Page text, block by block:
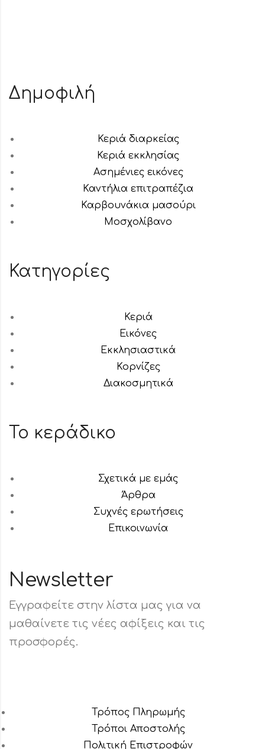
Δημοφιλή
Κεριά διαρκείας
Κεριά εκκλησίας
Ασημένιες εικόνες
Καντήλια επιτραπέζια
Καρβουνάκια μασούρι
Μοσχολίβανο
Κατηγορίες
Κεριά
Εικόνες
Εκκλησιαστικά
Κορνίζες
Διακοσμητικά
Το κεράδικο
Σχετικά με εμάς
Άρθρα
Συχνές ερωτήσεις
Επικοινωνία
Newsletter
Εγγραφείτε στην λίστα μας για να
μαθαίνετε τις νέες αφίξεις και τις
προσφορές.
Τρόπος Πληρωμής
Τρόποι Αποστολής
Πολιτική Επιστροφών